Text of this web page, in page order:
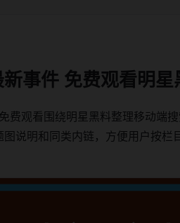
事件 免费观看明
费观看围绕明星黑料整理移动端
图说明和同类内链，方便用户按